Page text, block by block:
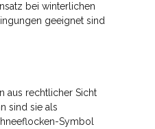
bei winterlichen
geeignet sind
aus rechtlicher Sicht
sind sie als
Symbol